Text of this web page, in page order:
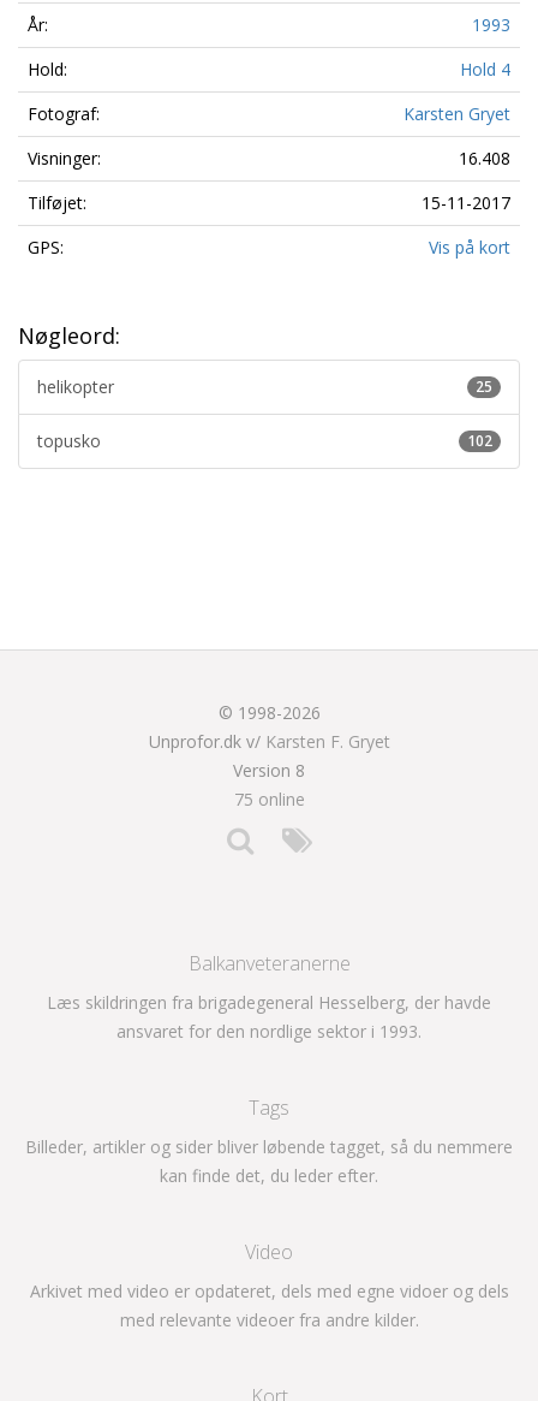
År:
1993
Hold:
Hold 4
Fotograf:
Karsten Gryet
Visninger:
16.408
Tilføjet:
15-11-2017
GPS:
Vis på kort
Nøgleord:
25
helikopter
102
topusko
© 1998-2026
Unprofor.dk v/ Karsten F. Gryet
Version 8
75 online
Balkanveteranerne
Læs skildringen fra brigadegeneral Hesselberg, der havde
ansvaret for den nordlige sektor i 1993.
Tags
Billeder, artikler og sider bliver løbende tagget, så du nemmere
kan finde det, du leder efter.
Video
Arkivet med video er opdateret, dels med egne vidoer og dels
med relevante videoer fra andre kilder.